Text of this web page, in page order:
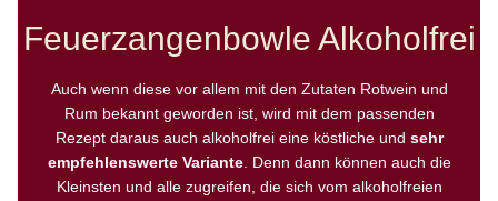
Feuerzangenbowle Alkoholfrei
Auch wenn diese vor allem mit den Zutaten Rotwein und
Rum bekannt geworden ist, wird mit dem passenden
Rezept daraus auch alkoholfrei eine köstliche und sehr
empfehlenswerte Variante. Denn dann können auch die
Kleinsten und alle zugreifen, die sich vom alkoholfreien